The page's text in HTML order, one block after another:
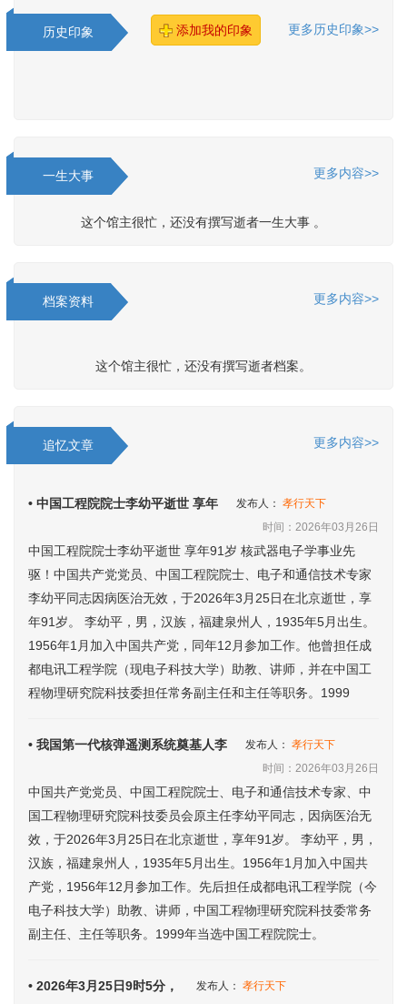
历史印象 添加我的印象 更多历史印象>>
一生大事 更多内容>>
这个馆主很忙，还没有撰写逝者一生大事 。
档案资料 更多内容>>
这个馆主很忙，还没有撰写逝者档案。
追忆文章 更多内容>>
• 中国工程院院士李幼平逝世 享年 发布人： 孝行天下
时间：2026年03月26日
中国工程院院士李幼平逝世 享年91岁 核武器电子学事业先
驱！中国共产党党员、中国工程院院士、电子和通信技术专家
李幼平同志因病医治无效，于2026年3月25日在北京逝世，享
年91岁。 李幼平，男，汉族，福建泉州人，1935年5月出生。
1956年1月加入中国共产党，同年12月参加工作。他曾担任成
都电讯工程学院（现电子科技大学）助教、讲师，并在中国工
程物理研究院科技委担任常务副主任和主任等职务。1999
• 我国第一代核弹遥测系统奠基人李 发布人： 孝行天下
时间：2026年03月26日
中国共产党党员、中国工程院院士、电子和通信技术专家、中
国工程物理研究院科技委员会原主任李幼平同志，因病医治无
效，于2026年3月25日在北京逝世，享年91岁。 李幼平，男，
汉族，福建泉州人，1935年5月出生。1956年1月加入中国共
产党，1956年12月参加工作。先后担任成都电讯工程学院（今
电子科技大学）助教、讲师，中国工程物理研究院科技委常务
副主任、主任等职务。1999年当选中国工程院院士。
• 2026年3月25日9时5分， 发布人： 孝行天下